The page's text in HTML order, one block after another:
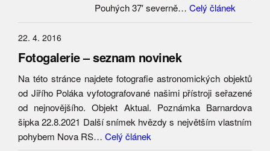
Pouhých 37′ severně… Celý článek
22. 4. 2016
Fotogalerie – seznam novinek
Na této stránce najdete fotografie astronomických objektů
od Jiřího Poláka vyfotografované našimi přístroji seřazené
od nejnovějšího. Objekt Aktual. Poznámka Barnardova
šipka 22.8.2021 Další snímek hvězdy s největším vlastním
pohybem Nova RS… Celý článek